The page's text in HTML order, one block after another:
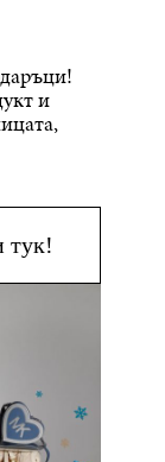
и
тук!